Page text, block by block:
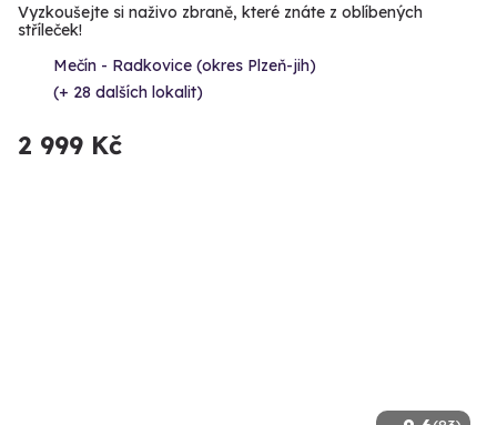
Vyzkoušejte si naživo zbraně, které znáte z oblíbených
stříleček!
Mečín - Radkovice (okres Plzeň-jih)
(+ 28 dalších lokalit)
2 999 Kč